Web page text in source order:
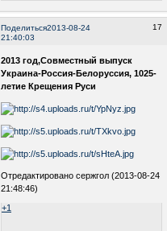
Поделиться 17
2013-08-24
21:40:03
2013 год,Совместный выпуск
Украина-Россия-Белоруссия, 1025-
летие Крещения Руси
Отредактировано сержгол (2013-08-24
21:48:46)
+1